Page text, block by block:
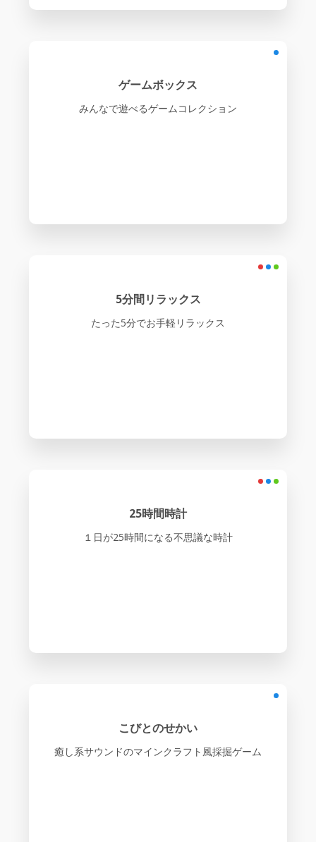
ゲームボックス
みんなで遊べるゲームコレクション
5分間リラックス
たった5分でお手軽リラックス
25時間時計
１日が25時間になる不思議な時計
こびとのせかい
癒し系サウンドのマインクラフト風採掘ゲーム